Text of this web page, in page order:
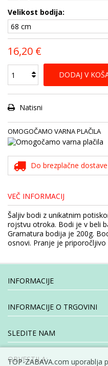
Velikost bodija:
16,20 €
DODAJ V
Natisni
OMOGOČAMO VARNA PLAČILA
Do brezplačne
VEČ INFORMACIJ
Šaljiv bodi z unikatnim
rojstvu otroka. Bodi je v beli
Gramatura bodija je 200g.
osnovi. Pranje je priporočljivo
INFORMACIJE
INFORMACIJE O TRGOVINI
SLEDITE NAM
OBVESTILA:
TOP-ZABAVA.com uporablja